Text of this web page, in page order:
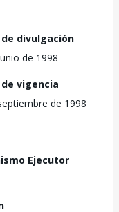
de divulgación
de 1998
de vigencia
de 1998
Ejecutor